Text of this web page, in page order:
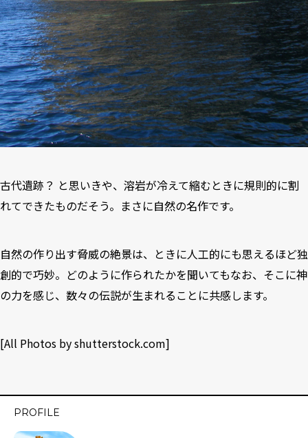
古代遺跡？ と思いきや、溶岩が冷えて縮むときに規則的に割
れてできたものだそう。まさに自然の名作です。
自然の作り出す脅威の絶景は、ときに人工的にも思えるほど独
創的で巧妙。どのように作られたかを聞いてもなお、そこに神
の力を感じ、数々の伝説が生まれることに共感します。
[All Photos byshutterstock.com]
PROFILE